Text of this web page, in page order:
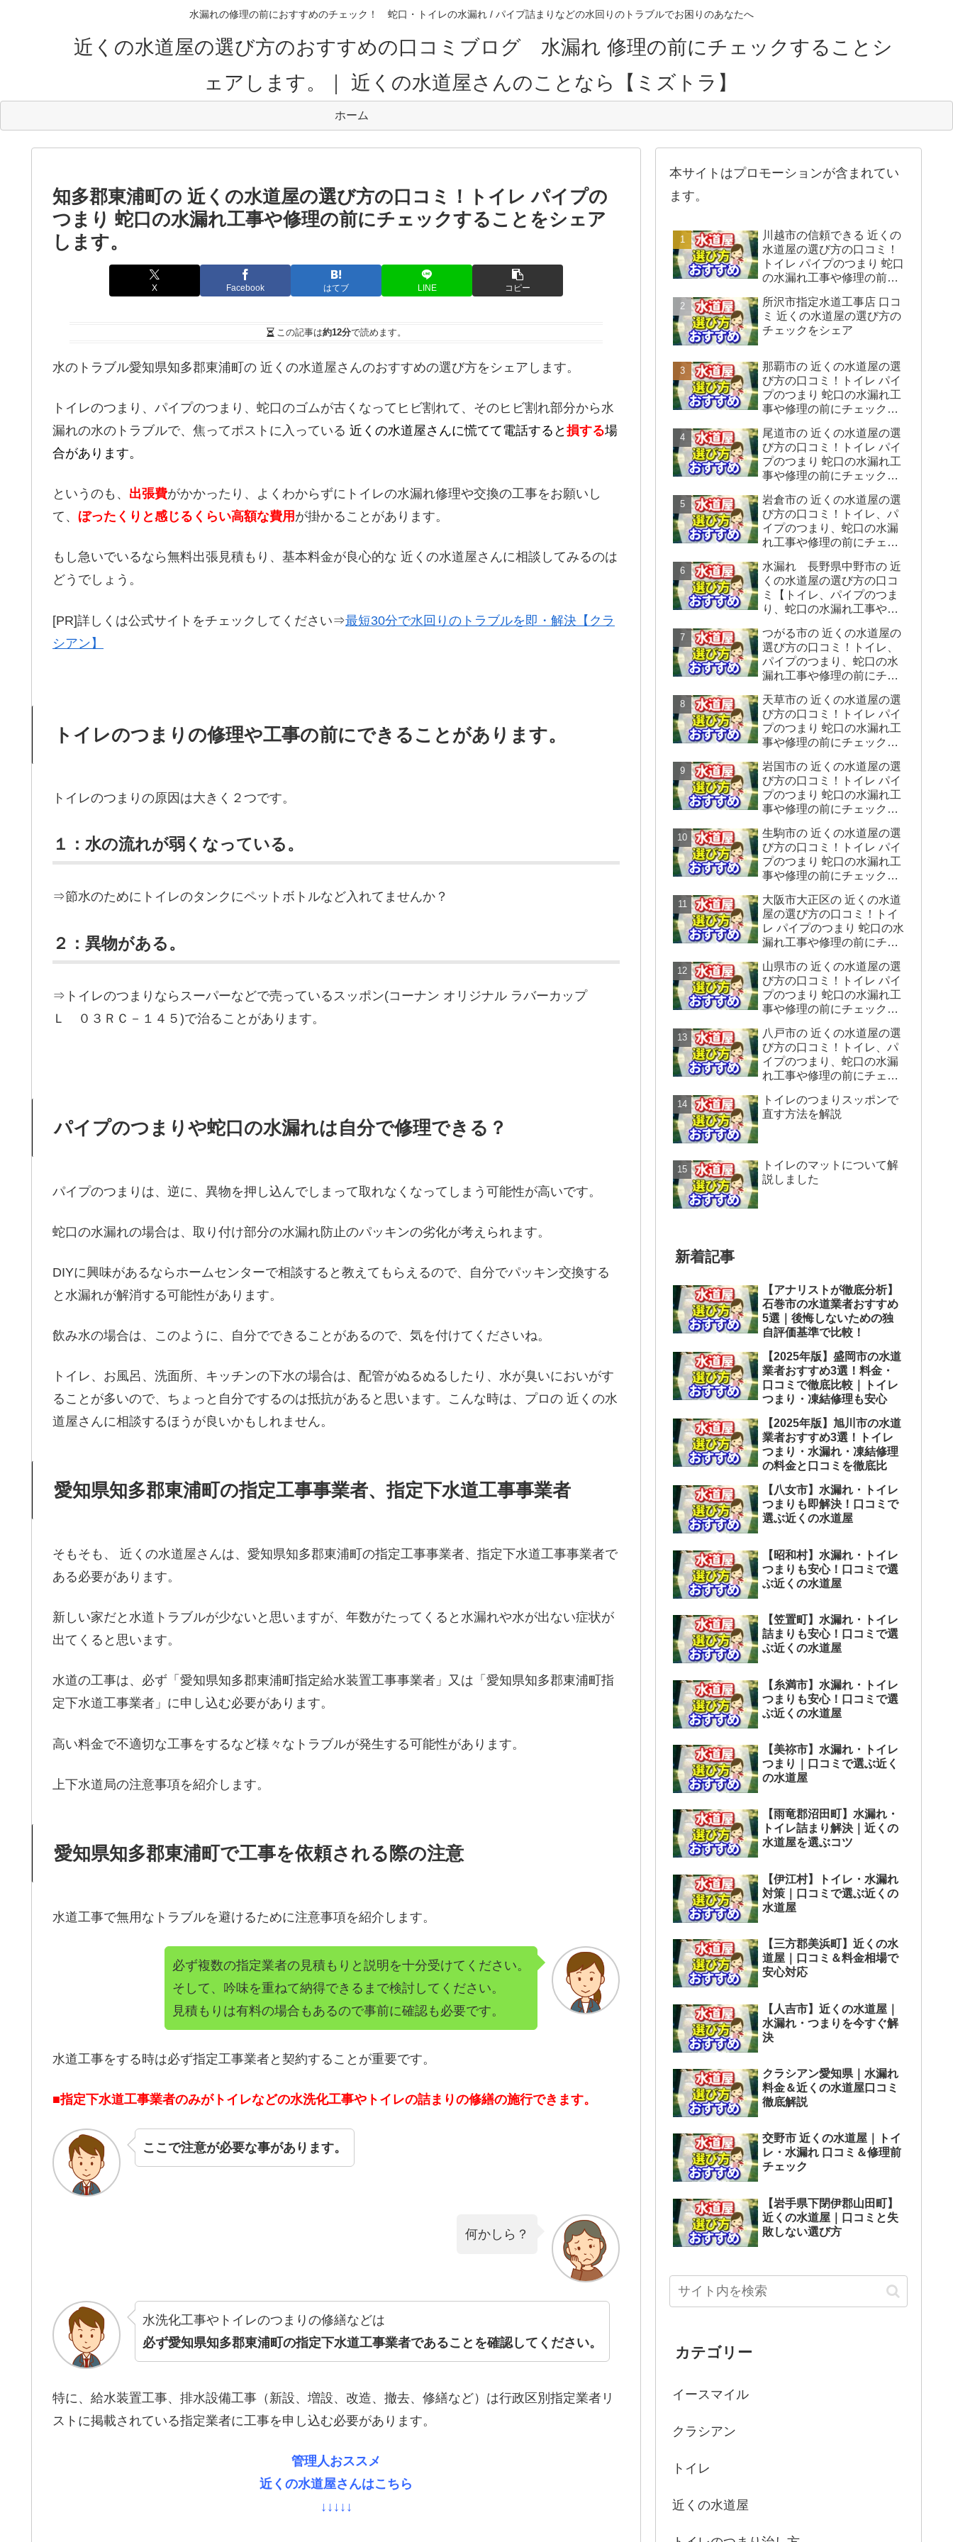
水漏れの修理の前におすすめのチェック！ 蛇口・トイレの水漏れ / パイプ詰まりなどの水回りのトラブルでお困りのあなたへ
近くの水道屋の選び方のおすすめの口コミブログ 水漏れ 修理の前にチェックすることシ
ェアします。｜ 近くの水道屋さんのことなら【ミズトラ】
ホーム
知多郡東浦町の 近くの水道屋の選び方の口コミ！トイレ パイプの
つまり 蛇口の水漏れ工事や修理の前にチェックすることをシェア
します。
X Facebook はてブ LINE コピー
この記事は約12分で読めます。
水のトラブル愛知県知多郡東浦町の 近くの水道屋さんのおすすめの選び方をシェアします。
トイレのつまり、パイプのつまり、蛇口のゴムが古くなってヒビ割れて、そのヒビ割れ部分から水
漏れの水のトラブルで、焦ってポストに入っている 近くの水道屋さんに慌てて電話すると 損する場
合があります。
というのも、 出張費がかかったり、よくわからずにトイレの水漏れ修理や交換の工事をお願いし
て、 ぼったくりと感じるくらい高額な費用 が掛かることがあります。
もし急いでいるなら無料出張見積もり、基本料金が良心的な 近くの水道屋さんに相談してみるのは
どうでしょう。
[PR]詳しくは公式サイトをチェックしてください⇒最短30分で水回りのトラブルを即・解決【クラ
シアン】
トイレのつまりの修理や工事の前にできることがあります。
トイレのつまりの原因は大きく２つです。
１：水の流れが弱くなっている。
⇒節水のためにトイレのタンクにペットボトルなど入れてませんか？
２：異物がある。
⇒トイレのつまりならスーパーなどで売っているスッポン(コーナン オリジナル ラバーカップ
Ｌ ０３ＲＣ－１４５)で治ることがあります。
パイプのつまりや蛇口の水漏れは自分で修理できる？
パイプのつまりは、逆に、異物を押し込んでしまって取れなくなってしまう可能性が高いです。
蛇口の水漏れの場合は、取り付け部分の水漏れ防止のパッキンの劣化が考えられます。
DIYに興味があるならホームセンターで相談すると教えてもらえるので、自分でパッキン交換する
と水漏れが解消する可能性があります。
飲み水の場合は、このように、自分でできることがあるので、気を付けてくださいね。
トイレ、お風呂、洗面所、キッチンの下水の場合は、配管がぬるぬるしたり、水が臭いにおいがす
ることが多いので、ちょっと自分でするのは抵抗があると思います。こんな時は、プロの 近くの水
道屋さんに相談するほうが良いかもしれません。
愛知県知多郡東浦町の指定工事事業者、指定下水道工事事業者
そもそも、 近くの水道屋さんは、愛知県知多郡東浦町の指定工事事業者、指定下水道工事事業者で
ある必要があります。
新しい家だと水道トラブルが少ないと思いますが、年数がたってくると水漏れや水が出ない症状が
出てくると思います。
水道の工事は、必ず「愛知県知多郡東浦町指定給水装置工事事業者」又は「愛知県知多郡東浦町指
定下水道工事業者」に申し込む必要があります。
高い料金で不適切な工事をするなど様々なトラブルが発生する可能性があります。
上下水道局の注意事項を紹介します。
愛知県知多郡東浦町で工事を依頼される際の注意
水道工事で無用なトラブルを避けるために注意事項を紹介します。
必ず複数の指定業者の見積もりと説明を十分受けてください。
そして、吟味を重ねて納得できるまで検討してください。
見積もりは有料の場合もあるので事前に確認も必要です。
水道工事をする時は必ず指定工事業者と契約することが重要です。
■指定下水道工事業者のみがトイレなどの水洗化工事やトイレの詰まりの修繕の施行できます。
ここで注意が必要な事があります。
何かしら？
水洗化工事やトイレのつまりの修繕などは
必ず愛知県知多郡東浦町の指定下水道工事業者であることを確認してください。
特に、給水装置工事、排水設備工事（新設、増設、改造、撤去、修繕など）は行政区別指定業者リ
ストに掲載されている指定業者に工事を申し込む必要があります。
管理人おススメ
近くの水道屋さんはこちら
↓↓↓↓↓
本サイトはプロモーションが含まれてい
ます。
川越市の信頼できる 近くの
水道屋の選び方の口コミ！
トイレ パイプのつまり 蛇口
の水漏れ工事や修理の前に
します。
所沢市指定水道工事店 口コ
ミ 近くの水道屋の選び方の
チェックをシェア
那覇市の 近くの水道屋の選
び方の口コミ！トイレ パイ
プのつまり 蛇口の水漏れ工
事や修理の前にチェックす
尾道市の 近くの水道屋の選
び方の口コミ！トイレ パイ
プのつまり 蛇口の水漏れ工
事や修理の前にチェックす
岩倉市の 近くの水道屋の選
び方の口コミ！トイレ、パ
イプのつまり、蛇口の水漏
れ工事や修理の前にチェッ
す。
水漏れ 長野県中野市の 近
くの水道屋の選び方の口コ
ミ【トイレ、パイプのつま
り、蛇口の水漏れ工事や修
をシェアします】
つがる市の 近くの水道屋の
選び方の口コミ！トイレ、
パイプのつまり、蛇口の水
漏れ工事や修理の前にチェ
す。
天草市の 近くの水道屋の選
び方の口コミ！トイレ パイ
プのつまり 蛇口の水漏れ工
事や修理の前にチェックす
岩国市の 近くの水道屋の選
び方の口コミ！トイレ パイ
プのつまり 蛇口の水漏れ工
事や修理の前にチェックす
生駒市の 近くの水道屋の選
び方の口コミ！トイレ パイ
プのつまり 蛇口の水漏れ工
事や修理の前にチェックす
大阪市大正区の 近くの水道
屋の選び方の口コミ！トイ
レ パイプのつまり 蛇口の水
漏れ工事や修理の前にチェ
す。
山県市の 近くの水道屋の選
び方の口コミ！トイレ パイ
プのつまり 蛇口の水漏れ工
事や修理の前にチェックす
八戸市の 近くの水道屋の選
び方の口コミ！トイレ、パ
イプのつまり、蛇口の水漏
れ工事や修理の前にチェッ
す。
トイレのつまりスッポンで
直す方法を解説
トイレのマットについて解
説しました
新着記事
【アナリストが徹底分析】
石巻市の水道業者おすすめ
5選｜後悔しないための独
自評価基準で比較！
【2025年版】盛岡市の水道
業者おすすめ3選！料金・
口コミで徹底比較｜トイレ
つまり・凍結修理も安心
【2025年版】旭川市の水道
業者おすすめ3選！トイレ
つまり・水漏れ・凍結修理
の料金と口コミを徹底比
【八女市】水漏れ・トイレ
つまりも即解決！口コミで
選ぶ近くの水道屋
【昭和村】水漏れ・トイレ
つまりも安心！口コミで選
ぶ近くの水道屋
【笠置町】水漏れ・トイレ
詰まりも安心！口コミで選
ぶ近くの水道屋
【糸満市】水漏れ・トイレ
つまりも安心！口コミで選
ぶ近くの水道屋
【美祢市】水漏れ・トイレ
つまり｜口コミで選ぶ近く
の水道屋
【雨竜郡沼田町】水漏れ・
トイレ詰まり解決｜近くの
水道屋を選ぶコツ
【伊江村】トイレ・水漏れ
対策｜口コミで選ぶ近くの
水道屋
【三方郡美浜町】近くの水
道屋｜口コミ＆料金相場で
安心対応
【人吉市】近くの水道屋｜
水漏れ・つまりを今すぐ解
決
クラシアン愛知県｜水漏れ
料金＆近くの水道屋口コミ
徹底解説
交野市 近くの水道屋｜トイ
レ・水漏れ 口コミ＆修理前
チェック
【岩手県下閉伊郡山田町】
近くの水道屋｜口コミと失
敗しない選び方
カテゴリー
イースマイル
クラシアン
トイレ
近くの水道屋